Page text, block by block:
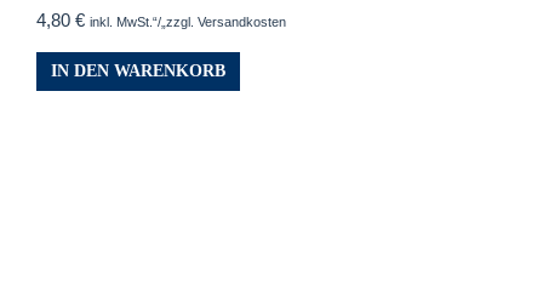
4,80 € inkl. MwSt.“/„zzgl. Versandkosten
IN DEN WARENKORB